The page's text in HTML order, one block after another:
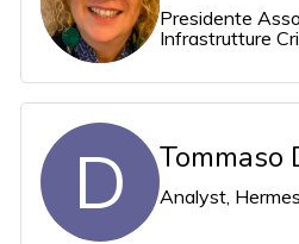
Presidente
Infrastrutture
D Tommaso
Analyst,